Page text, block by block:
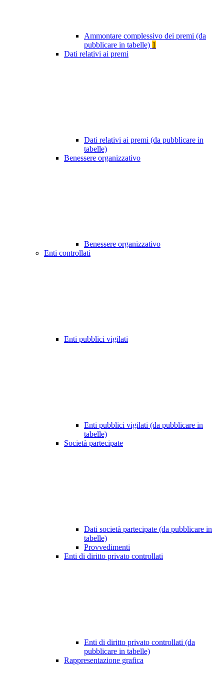
Ammontare complessivo dei premi (da
pubblicare in tabelle) 1
Dati relativi ai premi
Dati relativi ai premi (da pubblicare in
tabelle)
Benessere organizzativo
Benessere organizzativo
Enti controllati
Enti pubblici vigilati
Enti pubblici vigilati (da pubblicare in
tabelle)
Società partecipate
Dati società partecipate (da pubblicare in
tabelle)
Provvedimenti
Enti di diritto privato controllati
Enti di diritto privato controllati (da
pubblicare in tabelle)
Rappresentazione grafica